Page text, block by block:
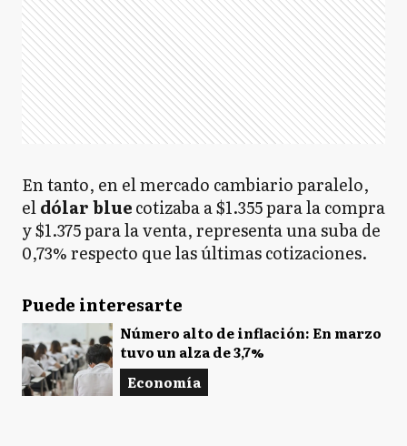
En tanto, en el mercado cambiario paralelo,
eldólar bluecotizaba a $1.355 para la compra
y $1.375 para la venta, representa una suba de
0,73% respecto que las últimas cotizaciones.
Puede interesarte
Número alto de inflación: En marzo
tuvo un alza de 3,7%
Economía